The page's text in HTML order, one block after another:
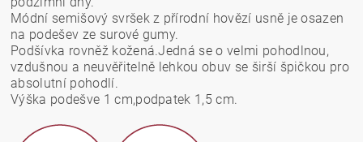
Módní semišový svršek z přírodní hovězí usně je osazen
na podešev ze surové gumy.
Podšívka rovněž kožená.Jedná se o velmi pohodlnou,
vzdušnou a neuvěřitelně lehkou obuv se širší špičkou pro
absolutní pohodlí.
Výška podešve 1 cm,podpatek 1,5 cm.